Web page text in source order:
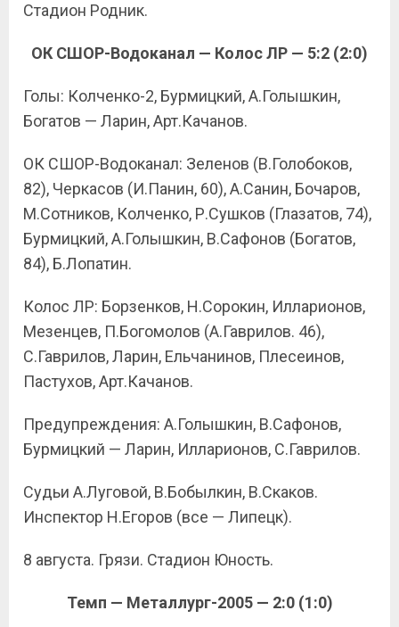
Стадион Родник.
ОК СШОР-Водоканал — Колос ЛР — 5:2 (2:0)
Голы: Колченко-2, Бурмицкий, А.Голышкин,
Богатов — Ларин, Арт.Качанов.
ОК СШОР-Водоканал: Зеленов (В.Голобоков,
82), Черкасов (И.Панин, 60), А.Санин, Бочаров,
М.Сотников, Колченко, Р.Сушков (Глазатов, 74),
Бурмицкий, А.Голышкин, В.Сафонов (Богатов,
84), Б.Лопатин.
Колос ЛР: Борзенков, Н.Сорокин, Илларионов,
Мезенцев, П.Богомолов (А.Гаврилов. 46),
С.Гаврилов, Ларин, Ельчанинов, Плесеинов,
Пастухов, Арт.Качанов.
Предупреждения: А.Голышкин, В.Сафонов,
Бурмицкий — Ларин, Илларионов, С.Гаврилов.
Судьи А.Луговой, В.Бобылкин, В.Скаков.
Инспектор Н.Егоров (все — Липецк).
8 августа. Грязи. Стадион Юность.
Темп — Металлург-2005 — 2:0 (1:0)